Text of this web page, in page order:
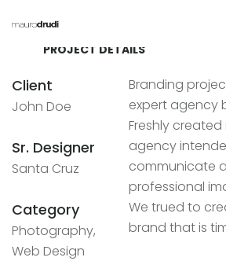
PROJECT DETAILS
Client
John Doe
Sr. Designer
Santa Cruz
Category
Photography,
Web Design
Branding
expert agency
Freshly created
agency
communicate
professional
We trued to
brand that is